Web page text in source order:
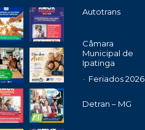
Autotrans
Câmara
Municipal de
Ipatinga
Feriados 2026
Detran – MG